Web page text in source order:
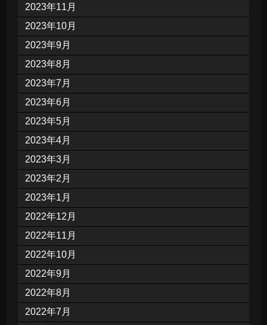
2023年11月
2023年10月
2023年9月
2023年8月
2023年7月
2023年6月
2023年5月
2023年4月
2023年3月
2023年2月
2023年1月
2022年12月
2022年11月
2022年10月
2022年9月
2022年8月
2022年7月